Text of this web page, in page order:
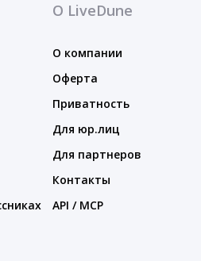
О LiveDune
О компании
Оферта
Приватность
Для юр.лиц
Для партнеров
Контакты
API / MCP